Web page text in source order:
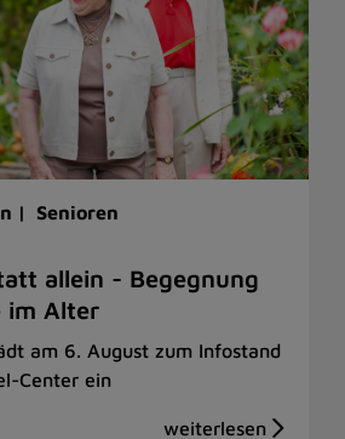
| Senioren
allein - Begegnung
im Alter
am 6. August zum Infostand
Center ein